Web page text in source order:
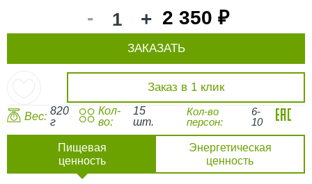
- + 2 350 ₽
Заказ в 1 клик
ЗАКАЗАТЬ
Вес: 820
г
Кол-
во:
15
шт.
Кол-во
персон:
6-
10
Пищевая
ценность
Энергетическая
ценность